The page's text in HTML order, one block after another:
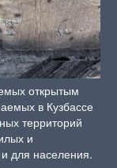
открытым
в Кузбассе
территорий
и
для населения.